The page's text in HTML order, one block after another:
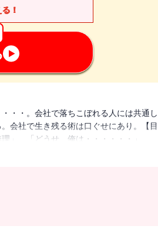
！
・・。会社で落ちこぼれる人には共通し
会社で生き残る術は口ぐせにあり。【目
」 「どうせ、俺は・・・・・・」
俺が、あいつを育てた」 「君は、わ
「ありがとうございます」 ほか